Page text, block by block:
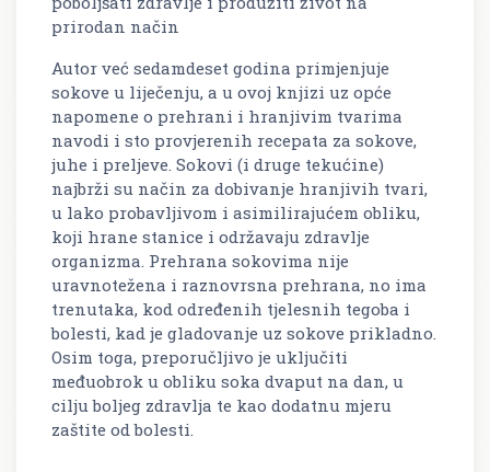
prirodan način
Autor već sedamdeset godina primjenjuje
sokove u liječenju, a u ovoj knjizi uz opće
napomene o prehrani i hranjivim tvarima
navodi i sto provjerenih recepata za sokove,
juhe i preljeve. Sokovi (i druge tekućine)
najbrži su način za dobivanje hranjivih tvari,
u lako probavljivom i asimilirajućem obliku,
koji hrane stanice i održavaju zdravlje
organizma. Prehrana sokovima nije
uravnotežena i raznovrsna prehrana, no ima
trenutaka, kod određenih tjelesnih tegoba i
bolesti, kad je gladovanje uz sokove prikladno.
Osim toga, preporučljivo je uključiti
međuobrok u obliku soka dvaput na dan, u
cilju boljeg zdravlja te kao dodatnu mjeru
zaštite od bolesti.